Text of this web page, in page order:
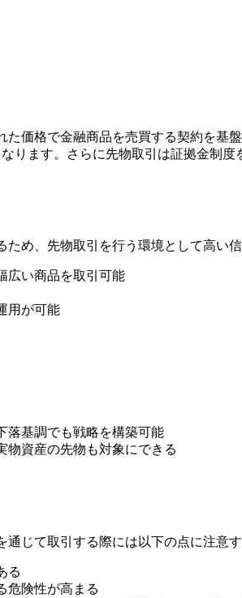
価格で金融商品を売買する契約を
ります。さらに先物取引は証拠金制
め、先物取引を行う環境として高い
広い商品を取引可能
用が可能
落基調でも戦略を構築可能
物資産の先物も対象にできる
じて取引する際には以下の点に注意
る
危険性が高まる